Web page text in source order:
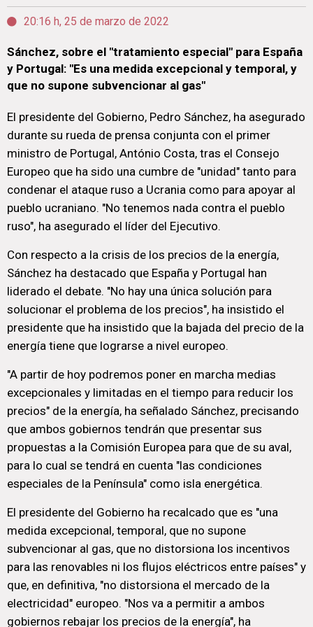
20:16 h, 25 de marzo de 2022
Sánchez, sobre el "tratamiento especial" para España
y Portugal: "Es una medida excepcional y temporal, y
que no supone subvencionar al gas"
El presidente del Gobierno, Pedro Sánchez, ha asegurado
durante su rueda de prensa conjunta con el primer
ministro de Portugal, António Costa, tras el Consejo
Europeo que ha sido una cumbre de "unidad" tanto para
condenar el ataque ruso a Ucrania como para apoyar al
pueblo ucraniano. "No tenemos nada contra el pueblo
ruso", ha asegurado el líder del Ejecutivo.
Con respecto a la crisis de los precios de la energía,
Sánchez ha destacado que España y Portugal han
liderado el debate. "No hay una única solución para
solucionar el problema de los precios", ha insistido el
presidente que ha insistido que la bajada del precio de la
energía tiene que lograrse a nivel europeo.
"A partir de hoy podremos poner en marcha medias
excepcionales y limitadas en el tiempo para reducir los
precios" de la energía, ha señalado Sánchez, precisando
que ambos gobiernos tendrán que presentar sus
propuestas a la Comisión Europea para que de su aval,
para lo cual se tendrá en cuenta "las condiciones
especiales de la Península" como isla energética.
El presidente del Gobierno ha recalcado que es "una
medida excepcional, temporal, que no supone
subvencionar al gas, que no distorsiona los incentivos
para las renovables ni los flujos eléctricos entre países" y
que, en definitiva, "no distorsiona el mercado de la
electricidad" europeo. "Nos va a permitir a ambos
gobiernos rebajar los precios de la energía", ha